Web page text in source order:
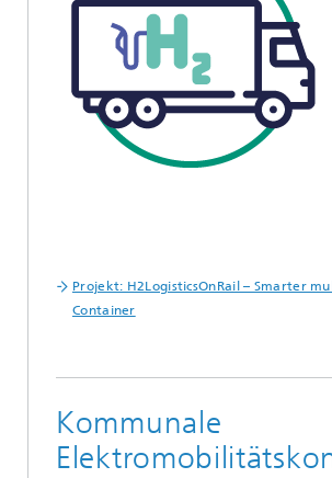
Projekt: H2LogisticsOnRail – Smarter
Container
Kommunale